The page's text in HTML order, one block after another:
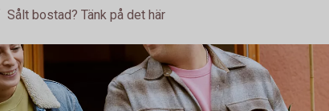
Sålt bostad? Tänk på det här